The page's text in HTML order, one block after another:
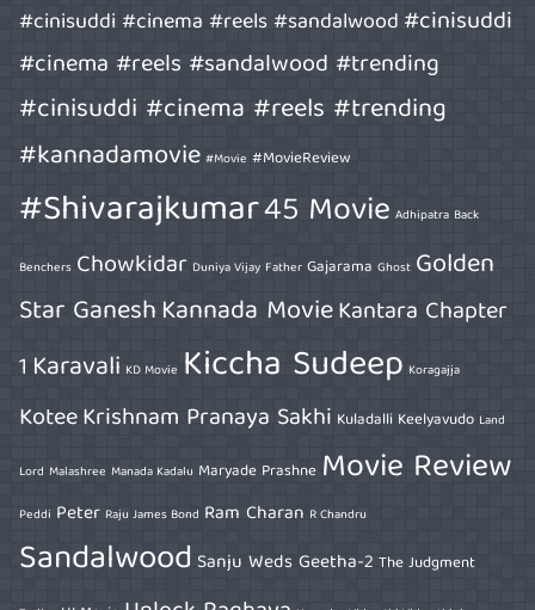
#cinisuddi #cinema #reels #sandalwood#cinisuddi
#cinema #reels #sandalwood #trending
#cinisuddi #cinema #reels #trending
#kannadamovie #Movie #MovieReview
#Shivarajkumar45 Movie Adhipatra Back
Benchers Chowkidar Duniya Vijay Father Gajarama Ghost Golden
Star GaneshKannada MovieKantara Chapter
1 Karavali KD Movie Kiccha Sudeep Koragajja
KoteeKrishnam Pranaya Sakhi Kuladalli Keelyavudo Land
Lord Malashree Manada Kadalu Maryade Prashne Movie Review
Peddi Peter Raju James Bond Ram Charan R Chandru
Sandalwood Sanju Weds Geetha-2 The Judgment